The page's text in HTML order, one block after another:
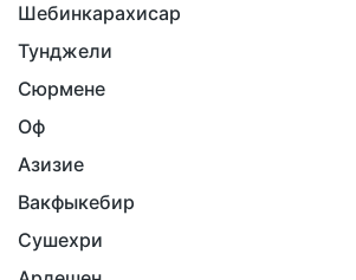
Шебинкарахисар
Тунджели
Сюрмене
Оф
Азизие
Вакфыкебир
Сушехри